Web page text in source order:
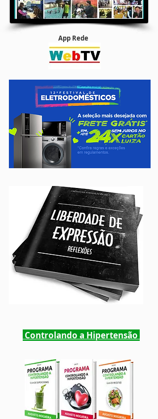
App Rede
Controlando a Hipertensão